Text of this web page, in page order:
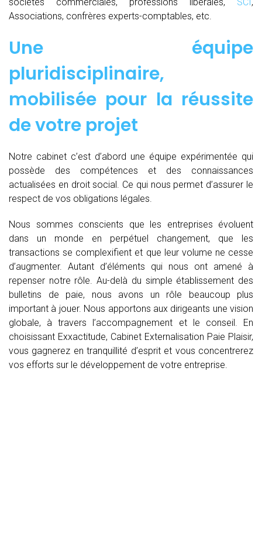
Associations, confrères experts-comptables, etc.
Une équipe
pluridisciplinaire,
mobilisée pour la réussite
de votre projet
Notre cabinet c’est d’abord une équipe expérimentée qui
possède des compétences et des connaissances
actualisées en droit social. Ce qui nous permet d’assurer le
respect de vos obligations légales.
Nous sommes conscients que les entreprises évoluent
dans un monde en perpétuel changement, que les
transactions se complexifient et que leur volume ne cesse
d’augmenter. Autant d’éléments qui nous ont amené à
repenser notre rôle. Au-delà du simple établissement des
bulletins de paie, nous avons un rôle beaucoup plus
important à jouer. Nous apportons aux dirigeants une vision
globale, à travers l’accompagnement et le conseil. En
choisissant Exxactitude, Cabinet Externalisation Paie Plaisir,
vous gagnerez en tranquillité d’esprit et vous concentrerez
vos efforts sur le développement de votre entreprise.